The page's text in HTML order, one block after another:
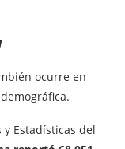
ocurre en
Estadísticas del